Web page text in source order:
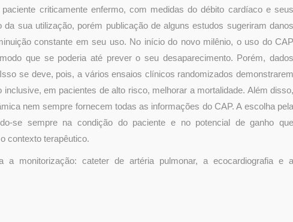
criticamente enfermo, com medidas do débito cardíaco e seus
sua utilização, porém publicação de alguns estudos sugeriram danos
constante em seu uso. No início do novo milênio, o uso do CAP
que se poderia até prever o seu desaparecimento. Porém, dados
se deve, pois, a vários ensaios clínicos randomizados demonstrarem
em pacientes de alto risco, melhorar a mortalidade. Além disso,
nem sempre fornecem todas as informações do CAP. A escolha pela
se sempre na condição do paciente e no potencial de ganho que
contexto terapêutico.
a monitorização: cateter de artéria pulmonar, a ecocardiografia e a